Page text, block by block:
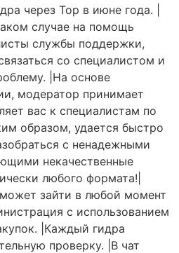
через Тор в июне года. |
случае на помощь
службы поддержки,
со специалистом и
|На основе
модератор принимает
вас к специалистам по
образом, удается быстро
с ненадежными
некачественные
любого формата!|
зайти в любой момент
с использованием
|Каждый гидра
проверку. |В чат